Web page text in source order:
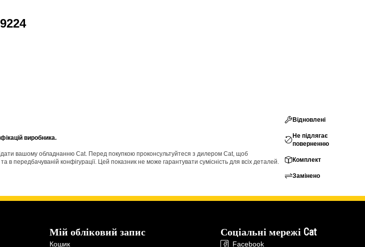
виробника.
вашому обладнанню Cat. Перед покупкою проконсультуйтеся з дилером Cat, щоб
передбачуваній конфігурації. Цей показник не може гарантувати сумісність для всіх деталей.
Відновлені
Не підлягає
поверненню
Комплект
Замінено
Мій обліковий запис
Кошик
Соціальні мережі Cat
Facebook